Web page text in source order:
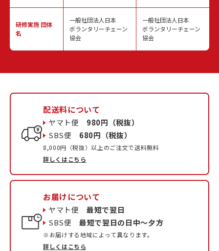
研修実施 団体
名
一般社団法人日本
ボランタリーチェーン
協会
一般社団法人日本
ボランタリーチェーン
協会
配送料について
ヤマト便 980円（税抜）
SBS便 680円（税抜）
8,000円（税抜）以上のご注文で送料無料
詳しくはこちら
お届けについて
ヤマト便最短で翌日
SBS便最短で翌日の日中〜夕方
※お届けする地域によって異なります。
詳しくはこちら